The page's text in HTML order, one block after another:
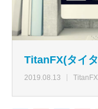
TitanFX(タイ
2019.08.13